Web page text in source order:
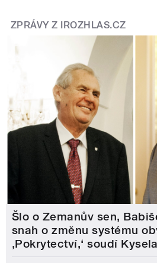
ZPRÁVY Z IROZHLAS.CZ
Šlo o Zemanův sen,
snah o změnu systému
‚Pokrytectví,‘ soudí Kysela